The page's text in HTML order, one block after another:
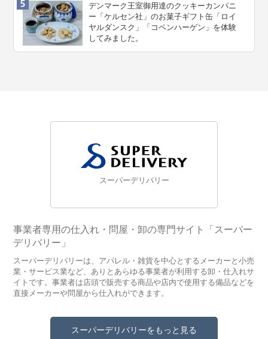
デンマーク王室御用達のクッキーカンパニ
ー「ケルセン社」のお菓子ギフト缶「ロイ
ヤルダンスク」「コペンハーゲン」を体験
してみました。
スーパーデリバリー
事業者専用の仕入れ・問屋・卸の専門サイト「スーパー
デリバリー」
スーパーデリバリーは、アパレル・雑貨を中心とするメーカーと小売
業・サービス業など、ありとあらゆる事業者が利用する卸・仕入れサ
イトです。事業者は店頭で販売する商品や店内で使用する備品などを
直接メーカーや問屋から仕入れができます。
スーパーデリバリーをもっと見る